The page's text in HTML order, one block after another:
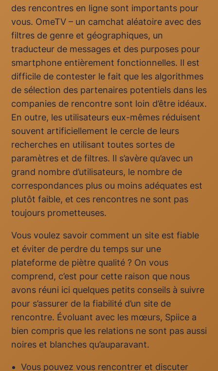
des rencontres en ligne sont importants pour
vous. OmeTV – un camchat aléatoire avec des
filtres de genre et géographiques, un
traducteur de messages et des purposes pour
smartphone entièrement fonctionnelles. Il est
difficile de contester le fait que les algorithmes
de sélection des partenaires potentiels dans les
companies de rencontre sont loin d’être idéaux.
En outre, les utilisateurs eux-mêmes réduisent
souvent artificiellement le cercle de leurs
recherches en utilisant toutes sortes de
paramètres et de filtres. Il s’avère qu’avec un
grand nombre d’utilisateurs, le nombre de
correspondances plus ou moins adéquates est
plutôt faible, et ces rencontres ne sont pas
toujours prometteuses.
Vous voulez savoir comment un site est fiable
et éviter de perdre du temps sur une
plateforme de piètre qualité ? On vous
comprend, c’est pour cette raison que nous
avons réuni ici quelques petits conseils à suivre
pour s’assurer de la fiabilité d’un site de
rencontre. Évoluant avec les mœurs, Spiice a
bien compris que les relations ne sont pas aussi
noires et blanches qu’auparavant.
Vous pouvez vous rencontrer et discuter